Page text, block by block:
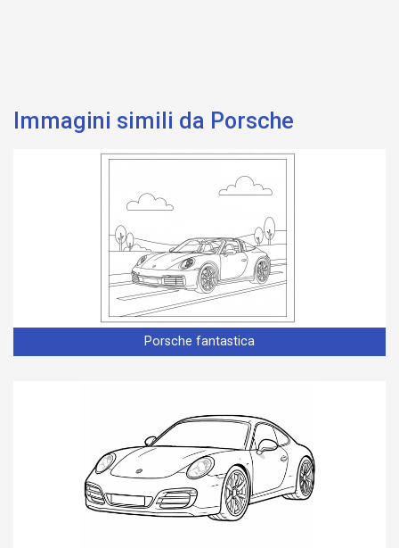
Immagini simili da Porsche
Porsche fantastica